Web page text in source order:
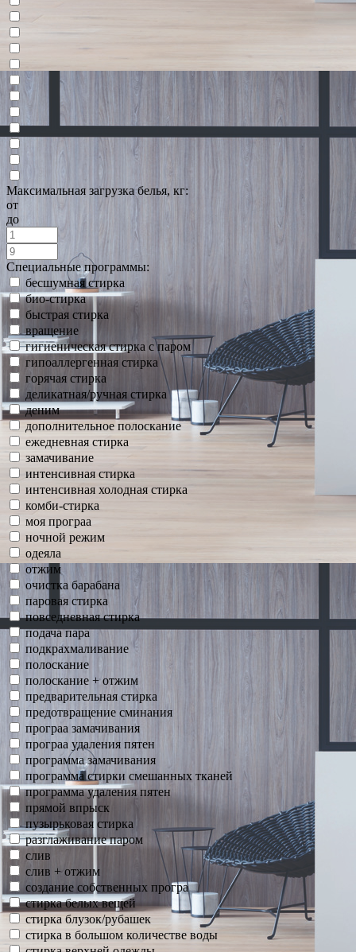
Максимальная загрузка белья, кг:
от
до
Специальные программы:
бесшумная стирка
био-стирка
быстрая стирка
вращение
гигиеническая стирка с паром
гипоаллергенная стирка
горячая стирка
деликатная/ручная стирка
деним
дополнительное полоскание
ежедневная стирка
замачивание
интенсивная стирка
интенсивная холодная стирка
комби-стирка
моя програа
ночной режим
одеяла
отжим
очистка барабана
паровая стирка
повседневная стирка
подача пара
подкрахмаливание
полоскание
полоскание + отжим
предварительная стирка
предотвращение сминания
програа замачивания
програа удаления пятен
программа замачивания
программа стирки смешанных тканей
программа удаления пятен
прямой впрыск
пузырьковая стирка
разглаживание паром
слив
слив + отжим
создание собственных програ
стирка белых вещей
стирка блузок/рубашек
стирка в большом количестве воды